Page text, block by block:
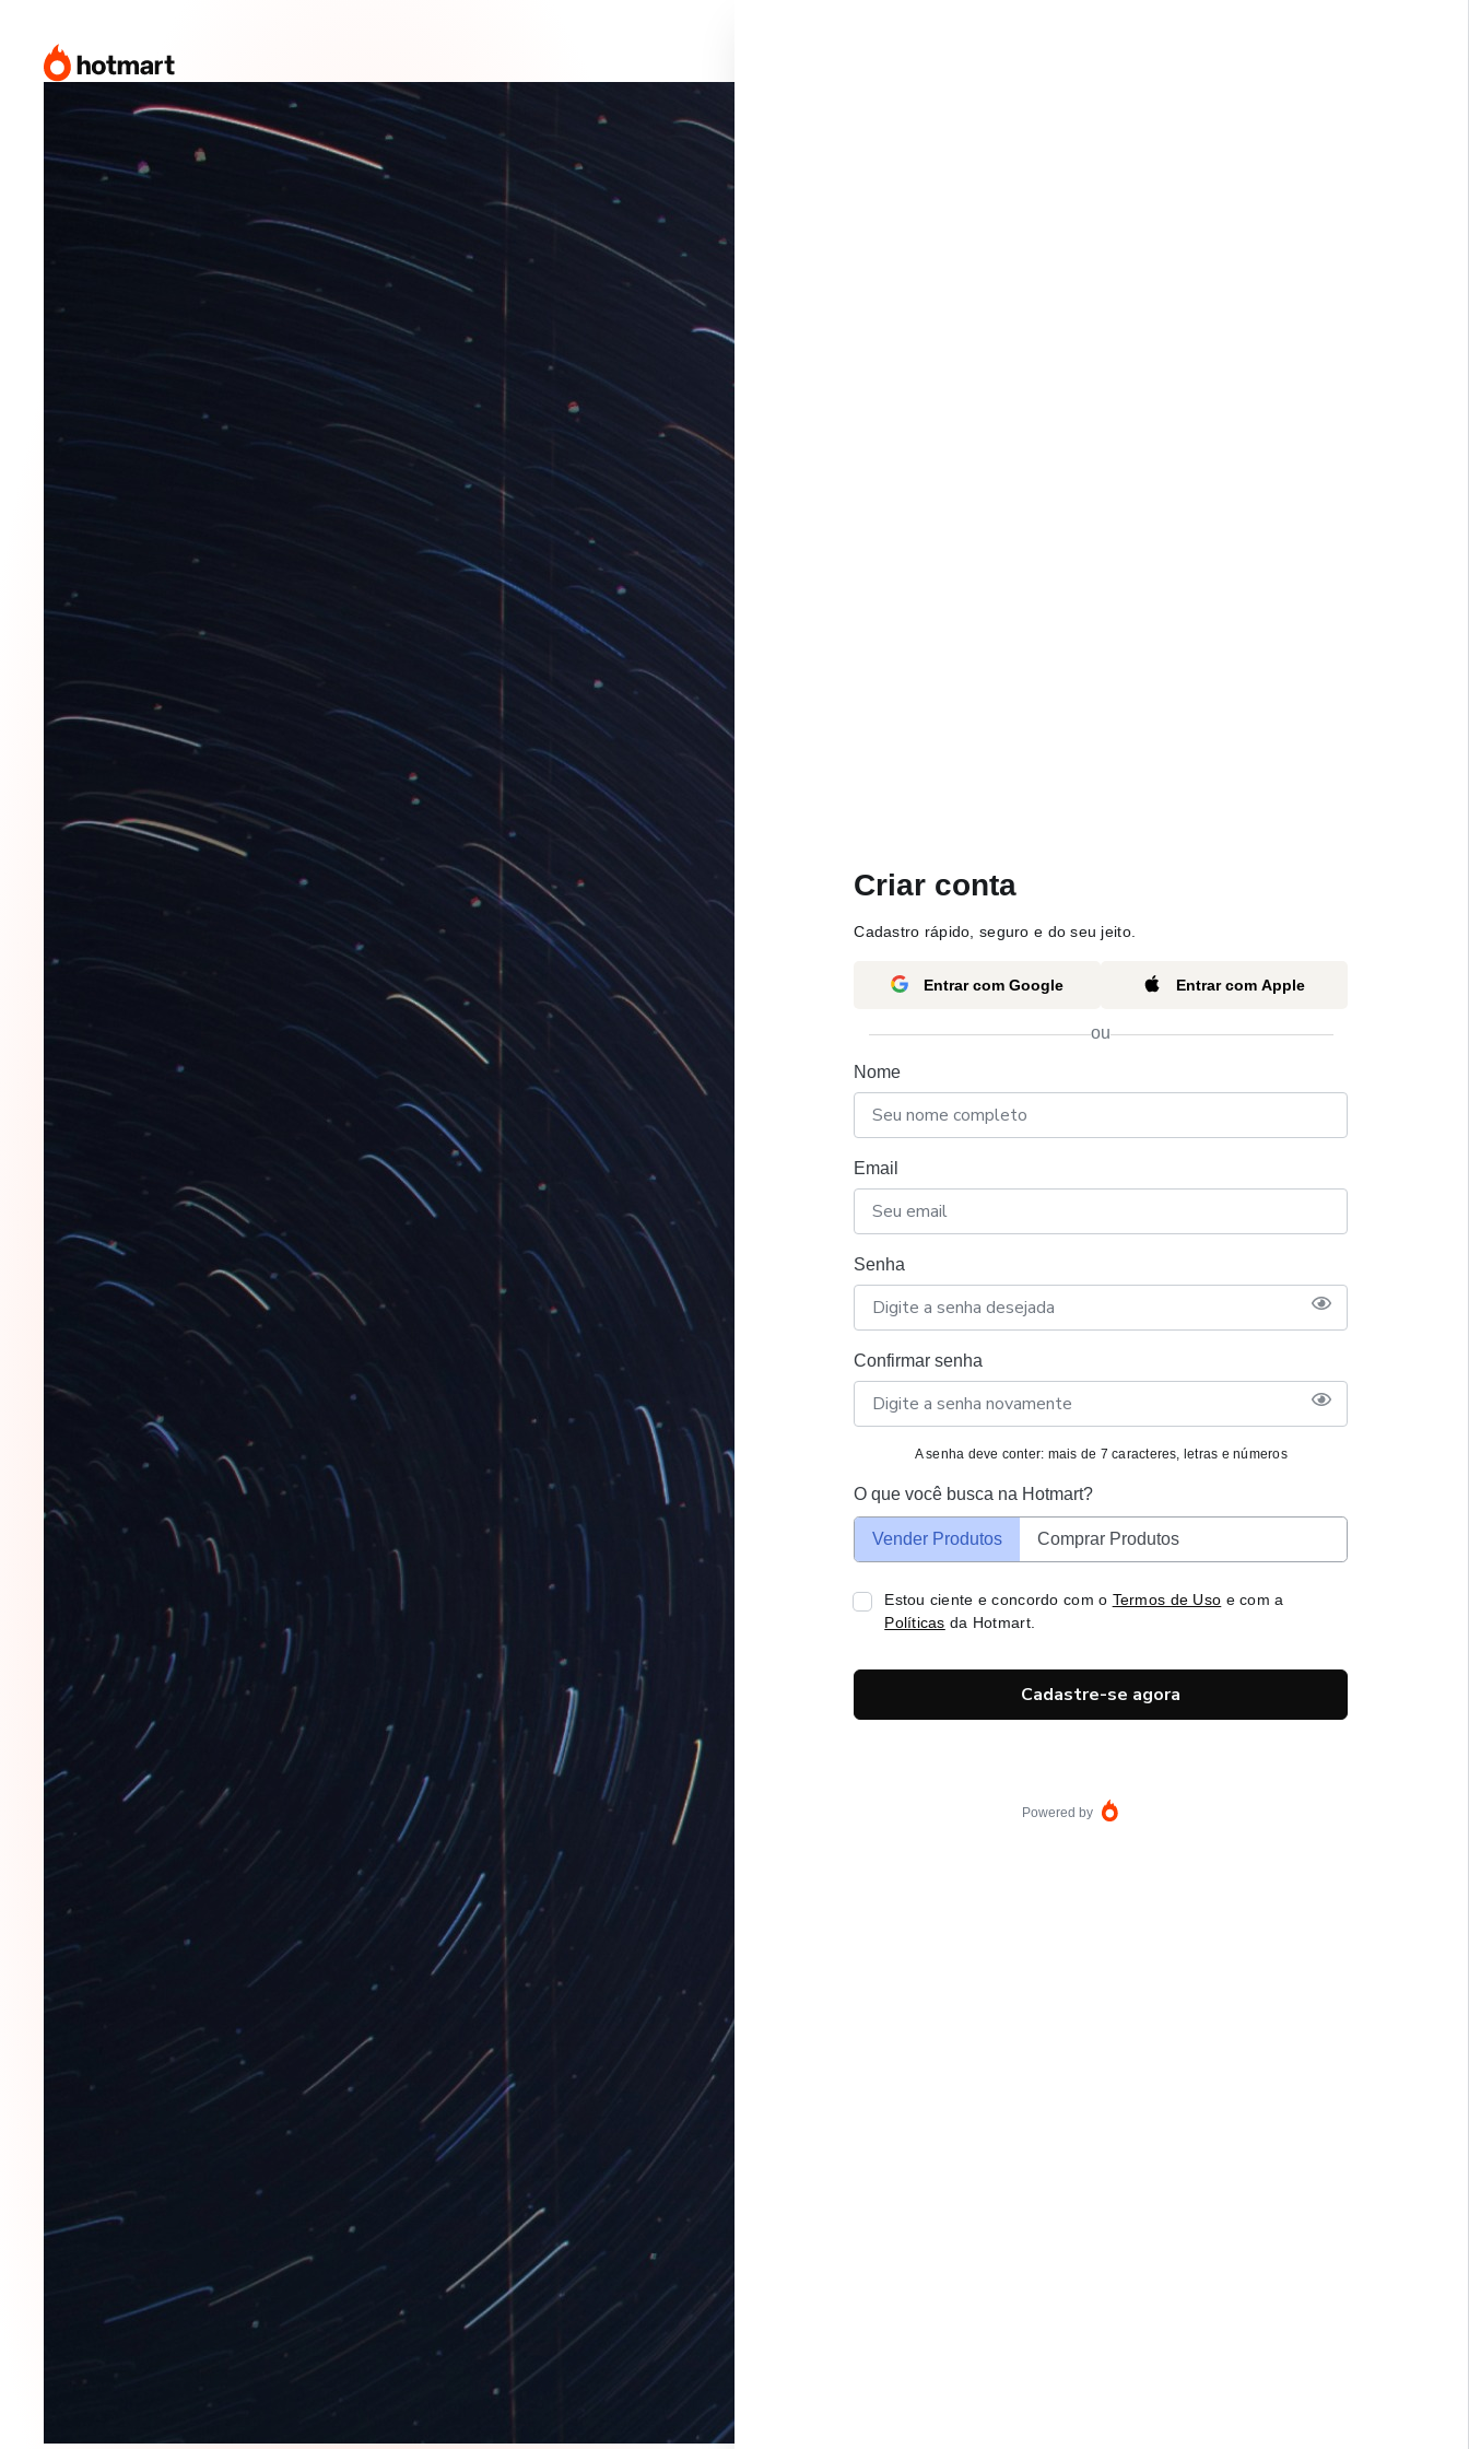
Criar conta
Cadastro rápido, seguro e do seu jeito.
Entrar com Google Entrar com Apple
ou
Nome
Email
Senha
Confirmar senha
A senha deve conter: mais de 7 caracteres, letras e números
O que você busca na Hotmart?
Vender Produtos Comprar Produtos
Estou ciente e concordo com o Termos de Uso e com a
Políticas da Hotmart.
Cadastre-se agora
Powered by